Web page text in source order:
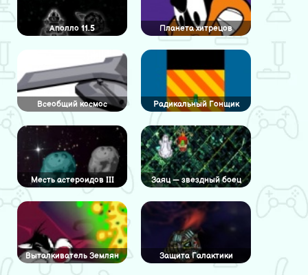
Аполло 11.5 Планета хитрецов
Всеобщий космос Радикальный Гонщик
Месть астероидов III Заяц — звездный боец
Выталкиватель Землян Защита Галактики